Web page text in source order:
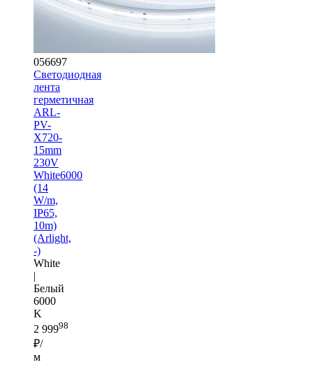
056697
Светодиодная
лента
герметичная
ARL-
PV-
X720-
15mm
230V
White6000
(14
W/m,
IP65,
10m)
(Arlight,
-)
White
|
Белый
6000
K
2 99998
₽/
м